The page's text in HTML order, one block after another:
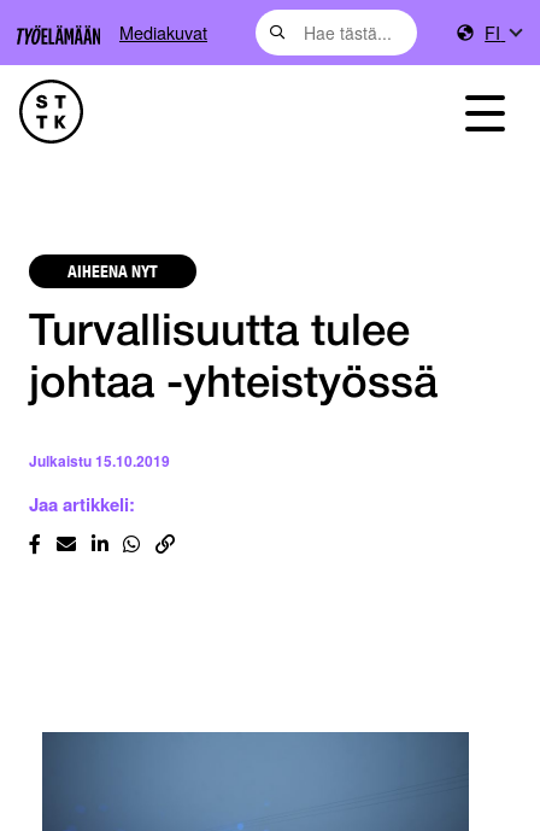
Mediakuvat FI
AIHEENA NYT
Turvallisuutta tulee
johtaa -yhteistyössä
Julkaistu15.10.2019
Jaa artikkeli: